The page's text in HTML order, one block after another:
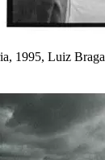
1995, Luiz Braga